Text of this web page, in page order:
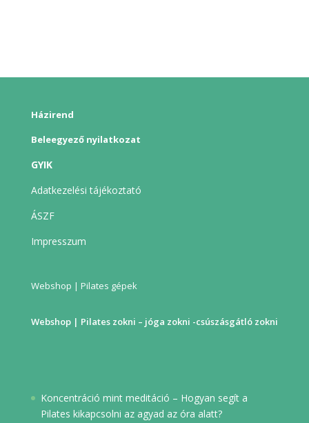
Házirend
Beleegyező nyilatkozat
GYIK
Adatkezelési tájékoztató
ÁSZF
Impresszum
Webshop | Pilates gépek
Webshop | Pilates zokni – jóga zokni -csúszásgátló zokni
Koncentráció mint meditáció – Hogyan segít a
Pilates kikapcsolni az agyad az óra alatt?